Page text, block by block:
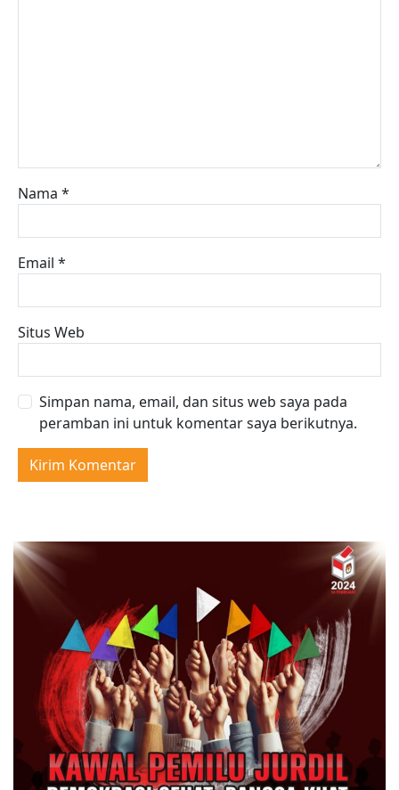
Nama *
Email *
Situs Web
Simpan nama, email, dan situs web saya pada
peramban ini untuk komentar saya berikutnya.